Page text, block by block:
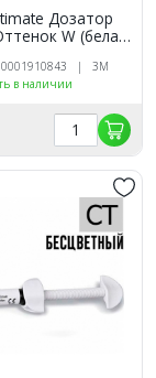
Дозатор
W (белая
0001910843 | 3M
в наличии